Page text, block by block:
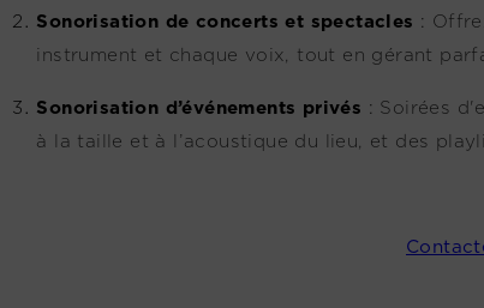
Sonorisation de concerts et spectacles :
instrument et chaque voix, tout en gérant
Sonorisation d’événements privés : Soirées
à la taille et à l’acoustique du lieu, et des